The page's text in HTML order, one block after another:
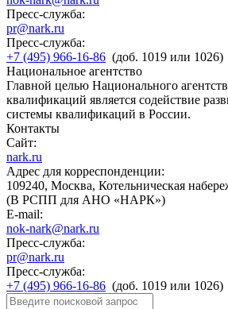
Пресс-служба:
pr@nark.ru
Пресс-служба:
+7 (495) 966-16-86 (доб. 1019 или 1026)
Национальное агентство
Главной целью Национального
квалификаций является содействие
системы квалификаций в России.
Контакты
Сайт:
nark.ru
Адрес для корреспонденции:
109240, Москва, Котельническая
(В РСПП для АНО «НАРК»)
E-mail:
nok-nark@nark.ru
Пресс-служба:
pr@nark.ru
Пресс-служба:
+7 (495) 966-16-86 (доб. 1019 или 1026)